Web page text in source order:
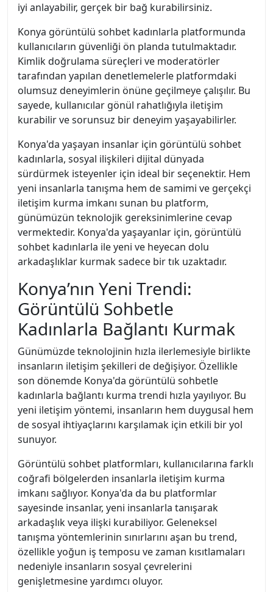
iyi anlayabilir, gerçek bir bağ kurabilirsiniz.
Konya görüntülü sohbet kadınlarla platformunda
kullanıcıların güvenliği ön planda tutulmaktadır.
Kimlik doğrulama süreçleri ve moderatörler
tarafından yapılan denetlemelerle platformdaki
olumsuz deneyimlerin önüne geçilmeye çalışılır. Bu
sayede, kullanıcılar gönül rahatlığıyla iletişim
kurabilir ve sorunsuz bir deneyim yaşayabilirler.
Konya'da yaşayan insanlar için görüntülü sohbet
kadınlarla, sosyal ilişkileri dijital dünyada
sürdürmek isteyenler için ideal bir seçenektir. Hem
yeni insanlarla tanışma hem de samimi ve gerçekçi
iletişim kurma imkanı sunan bu platform,
günümüzün teknolojik gereksinimlerine cevap
vermektedir. Konya'da yaşayanlar için, görüntülü
sohbet kadınlarla ile yeni ve heyecan dolu
arkadaşlıklar kurmak sadece bir tık uzaktadır.
Konya’nın Yeni Trendi:
Görüntülü Sohbetle
Kadınlarla Bağlantı Kurmak
Günümüzde teknolojinin hızla ilerlemesiyle birlikte
insanların iletişim şekilleri de değişiyor. Özellikle
son dönemde Konya'da görüntülü sohbetle
kadınlarla bağlantı kurma trendi hızla yayılıyor. Bu
yeni iletişim yöntemi, insanların hem duygusal hem
de sosyal ihtiyaçlarını karşılamak için etkili bir yol
sunuyor.
Görüntülü sohbet platformları, kullanıcılarına farklı
coğrafi bölgelerden insanlarla iletişim kurma
imkanı sağlıyor. Konya'da da bu platformlar
sayesinde insanlar, yeni insanlarla tanışarak
arkadaşlık veya ilişki kurabiliyor. Geleneksel
tanışma yöntemlerinin sınırlarını aşan bu trend,
özellikle yoğun iş temposu ve zaman kısıtlamaları
nedeniyle insanların sosyal çevrelerini
genişletmesine yardımcı oluyor.